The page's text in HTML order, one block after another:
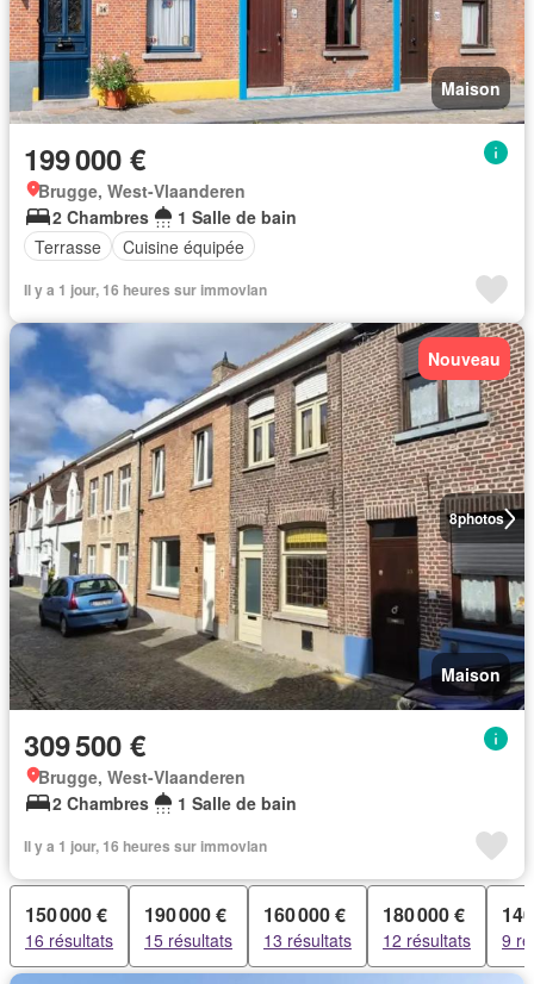
Maison
199 000 €
Brugge, West-Vlaanderen
2 Chambres
1 Salle de bain
Terrasse
Cuisine équipée
Il y a 1 jour, 16 heures sur immovlan
8photos
Nouveau
Maison
309 500 €
Brugge, West-Vlaanderen
2 Chambres
1 Salle de bain
Il y a 1 jour, 16 heures sur immovlan
150 000 €
16 résultats
190 000 €
15 résultats
160 000 €
13 résultats
180 000 €
12 résultats 9